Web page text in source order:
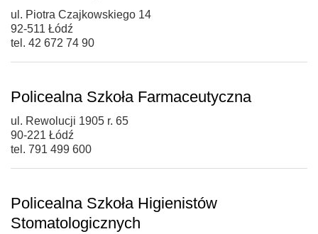
ul. Piotra Czajkowskiego 14
92-511 Łódź
tel. 42 672 74 90
Policealna Szkoła Farmaceutyczna
ul. Rewolucji 1905 r. 65
90-221 Łódź
tel. 791 499 600
Policealna Szkoła Higienistów
Stomatologicznych